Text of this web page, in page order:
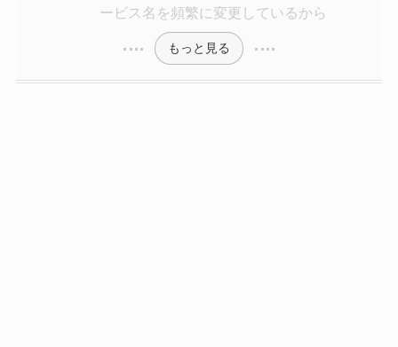
ービス名を頻繁に変更しているから
もっと見る